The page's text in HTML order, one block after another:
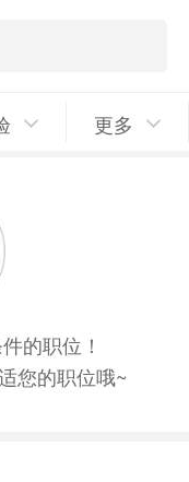
更多
的职位！
您的职位哦~